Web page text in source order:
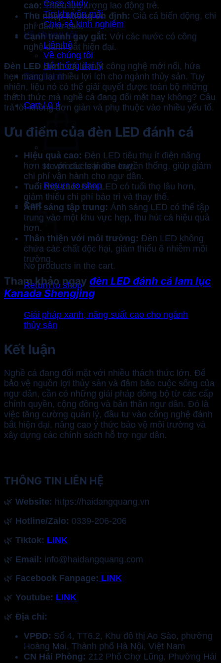
Case study
Tin khuyến mãi
Chia sẻ kinh nghiệm
Về chúng tôi
Liên hệ
Về chúng tôi
Hệ thống đại lý
Bảo hành
Cart /0 ₫
No products in the cart.
Return to shop
Cart
No products in the cart.
Return to shop
cao: Thiếu lực lượng lao động trẻ.
Thu nhập không ổn định: Giá cả biến động, chi
phí đầu tư cao.
Cạnh tranh gay gắt: Với các nước có công
nghệ đánh bắt hiện đại.
Đèn LED đánh cálà một công nghệ mới nổi, hứa
hẹn mang lại nhiều lợi ích cho ngành thủy sản. Tuy
nhiên, liệu nó có thể giải quyết được toàn bộ những
thách thức mà nghề cá đang đối mặt hay không? Câu
trả lời không đơn giản và phụ thuộc vào nhiều yếu tố.
Ưu điểm của đèn LED đánh cá
Hiệu quả cao: Đèn LED tiêu thụ ít điện năng
hơn so với các loại đèn truyền thống, giúp giảm
chi phí vận hành cho ngư dân.
Tuổi thọ cao:Đèn LED có tuổi thọ lâu hơn,
giảm thiểu chi phí bảo trì và thay thế.
Ánh sáng tập trung: Ánh sáng LED có thể tập
trung vào một khu vực hẹp, thu hút cá hiệu quả
hơn.
Thân thiện với môi trường: Đèn LED không
chứa các chất độc hại, giảm thiểu ô nhiễm môi
trường.
Tham khảo ngay đèn LED đánh cá lam lục
Kanada Shengjing
Giải pháp xanh, năng suất cao cho ngành
thủy sản
Kết luận
Nghề cá đang đối mặt với nhiều thách thức lớn. Để
bảo vệ nguồn lợi thủy sản và đảm bảo cuộc sống của
ngư dân, cần có những giải pháp đồng bộ từ các cấp
chính quyền, cộng đồng và bản thân ngư dân. Đó là
việc tăng cường quản lý, đầu tư vào công nghệ đánh
bắt hiện đại, nâng cao ý thức bảo vệ môi trường và
xây dựng các chính sách hỗ trợ ngư dân.
THÔNG TIN LIÊN HỆ
🌿 Website: https://haidangquang.vn
🌿 Hotline/Zalo: 0339-206-206
🌿 Tiktok: LINK
🌿 Email: info@haidangquang.com
🌿 Facebook Fanpage: LINK
🌿 Youtube: LINK
🌿 Địa chỉ:
VPĐD: Số 4, TT6.2, Khu đô thị Ao Sào, phường
Hoàng Mai, Thành phố Hà Nội, Việt Nam
CN Hải Phòng: 212 Phố Chợ Lũng, Phường Hải